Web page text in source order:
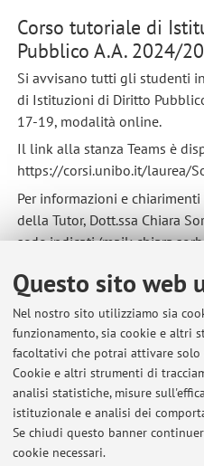
Questo sito web
Nel nostro sito utilizziamo sia
funzionamento, sia cookie e altri
facoltativi che potrai attivare solo
Cookie e altri strumenti di
analisi statistiche, misure
istituzionale e analisi dei
Se chiudi questo banner
cookie necessari.
Corso tutoriale di
Pubblico A.A. 2024/
Si avvisano tutti gli studenti
di Istituzioni di Diritto
17-19, modalità online.
Il link alla stanza Teams è
https://corsi.unibo.it/laurea/
Per informazioni e
della Tutor, Dott.ssa Chiara
sede indicati (mail:
Annullamento lezioni 21-22
Pubblicato il: 16 aprile 2026
Informazioni relative alla prova